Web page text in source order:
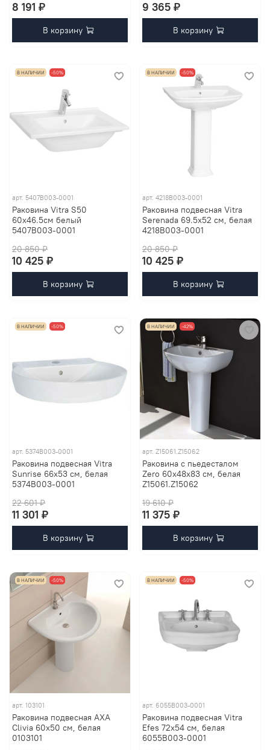
8 191 ₽
В корзину
9 365 ₽
В корзину
В НАЛИЧИИ -50%
арт. 5407B003-0001
Раковина Vitra S50
60x46.5см белый
5407B003-0001
20 850 ₽
10 425 ₽
В корзину
В НАЛИЧИИ -50%
арт.4218B003-0001
Раковина подвесная Vitra
Serenada 69.5х52 см, белая
4218B003-0001
20 850 ₽
10 425 ₽
В корзину
В НАЛИЧИИ -50%
арт. 5374B003-0001
Раковина подвесная Vitra
Sunrise 66х53 см, белая
5374B003-0001
22 601 ₽
11 301 ₽
В корзину
В НАЛИЧИИ -42%
арт.Z15061.Z15062
Раковина с пьедесталом
Zero 60x48x83 см, белая
Z15061.Z15062
19 610 ₽
11 375 ₽
В корзину
В НАЛИЧИИ -50%
арт.103101
Раковина подвесная AXA
Clivia 60х50 см, белая
0103101
В НАЛИЧИИ -50%
арт. 6055B003-0001
Раковина подвесная Vitra
Efes 72х54 см, белая
6055B003-0001